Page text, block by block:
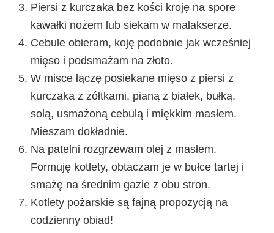
Piersi z kurczaka bez kości kroję na spore
kawałki nożem lub siekam w malakserze.
Cebule obieram, koję podobnie jak wcześniej
mięso i podsmażam na złoto.
W misce łączę posiekane mięso z piersi z
kurczaka z żółtkami, pianą z białek, bułką,
solą, usmażoną cebulą i miękkim masłem.
Mieszam dokładnie.
Na patelni rozgrzewam olej z masłem.
Formuję kotlety, obtaczam je w bułce tartej i
smażę na średnim gazie z obu stron.
Kotlety pożarskie są fajną propozycją na
codzienny obiad!